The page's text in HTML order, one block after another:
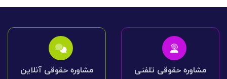
مشاوره حقوقی تلفنی مشاوره حقوقی آنلاین